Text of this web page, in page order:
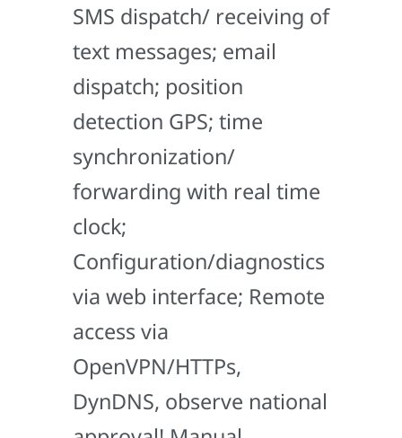
SMS dispatch/ receiving of
text messages; email
dispatch; position
detection GPS; time
synchronization/
forwarding with real time
clock;
Configuration/diagnostics
via web interface; Remote
access via
OpenVPN/HTTPs,
DynDNS, observe national